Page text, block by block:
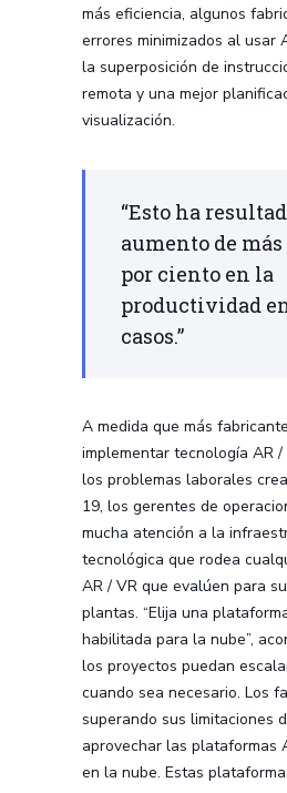
más eficiencia, algunos
errores minimizados al usar
la superposición de
remota y una mejor
visualización.
“Esto ha
aumento de más
por ciento en la
productividad
casos.”
A medida que más
implementar tecnología AR
los problemas laborales
19, los gerentes de
mucha atención a la
tecnológica que rodea
AR / VR que evalúen para
plantas. “Elija una
habilitada para la nube”,
los proyectos puedan
cuando sea necesario. Los
superando sus limitaciones
aprovechar las plataformas
en la nube. Estas